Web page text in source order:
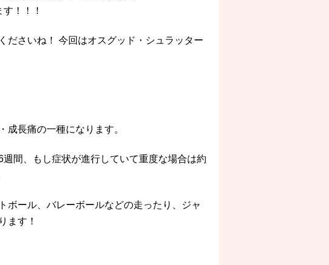
！！！
ださいね！ 今回はオスグッド・シュラッター
成長痛の一種になります。
間、もし症状が進行していて重度な場合は約
ボール、バレーボールなどの走ったり、ジャ
ます！